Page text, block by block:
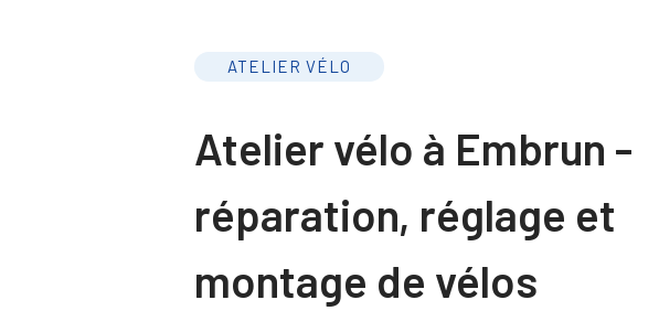
ATELIER VÉLO
Atelier vélo à Embrun -
réparation, réglage et
montage de vélos